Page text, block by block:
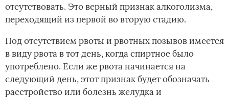
отсутствовать. Это верный признак алкоголизма,
переходящий из первой во вторую стадию.
Под отсутствием рвоты и рвотных позывов имеется
в виду рвота в тот день, когда спиртное было
употреблено. Если же рвота начинается на
следующий день, этот признак будет обозначать
расстройство или болезнь желудка и